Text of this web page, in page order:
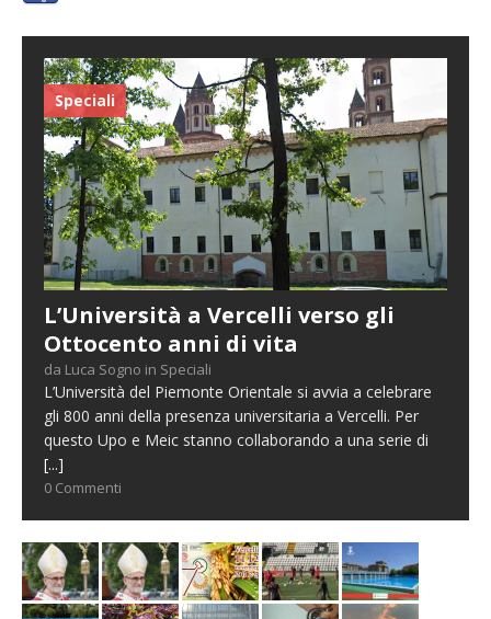
Speciali
L’Università a Vercelli verso gli
Ottocento anni di vita
da Luca Sogno in Speciali
L’Università del Piemonte Orientale si avvia a celebrare
gli 800 anni della presenza universitaria a Vercelli. Per
questo Upo e Meic stanno collaborando a una serie di
[...]
0 Commenti